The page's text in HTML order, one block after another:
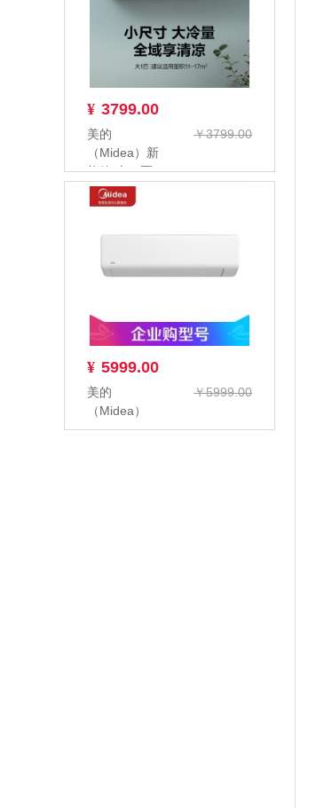
¥ 3799.00
￥3799.00
美的
（Midea）新
能效 大一匹
KFR-
26GW/G2-1
¥ 5999.00
￥5999.00
美的
（Midea）
KFR-